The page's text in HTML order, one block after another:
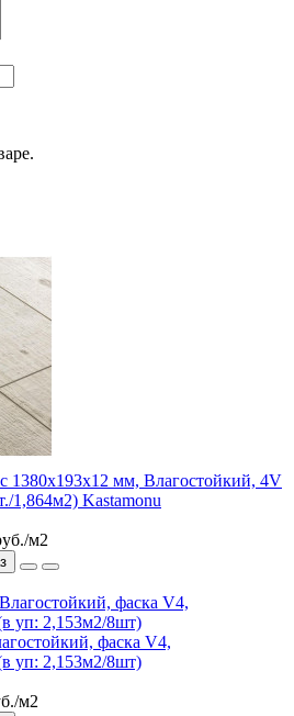
1380х193х12 мм, Влагостойкий, 4V
1,864м2) Kastamonu
м2
фаска V4,
уп: 2,153м2/8шт)
м2